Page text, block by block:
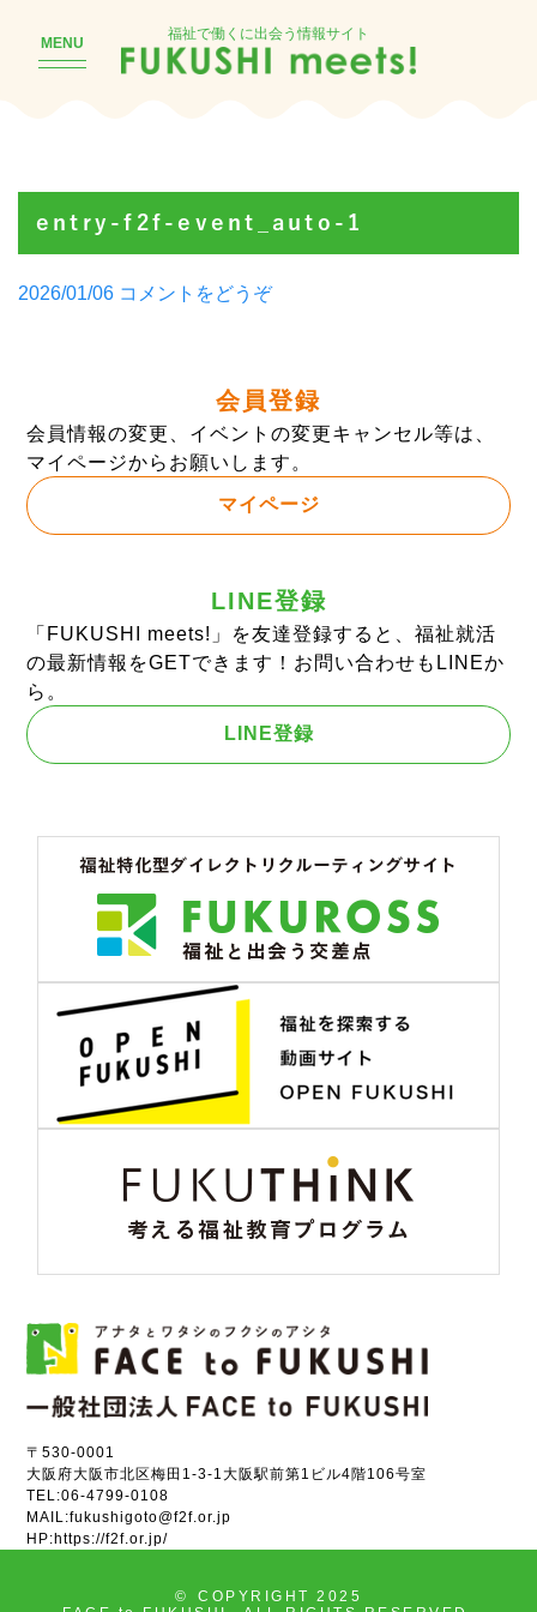
MENU
福祉で働くに出会う情報サイト
entry-f2f-event_auto-1
Posted
2026/01/06 コメントをどうぞ(entry-
会員登録
会員情報の変更、イベントの変更キャンセル等は、
マイページからお願いします。
マイページ
LINE登録
「FUKUSHI meets!」を友達登録すると、福祉就活
の最新情報をGETできます！お問い合わせもLINEか
ら。
LINE登録
〒530-0001
大阪府大阪市北区梅田1-3-1大阪駅前第1ビル4階106号室
TEL:06-4799-0108
MAIL:fukushigoto@f2f.or.jp
HP:https://f2f.or.jp/
©
COPYRIGHT 2025